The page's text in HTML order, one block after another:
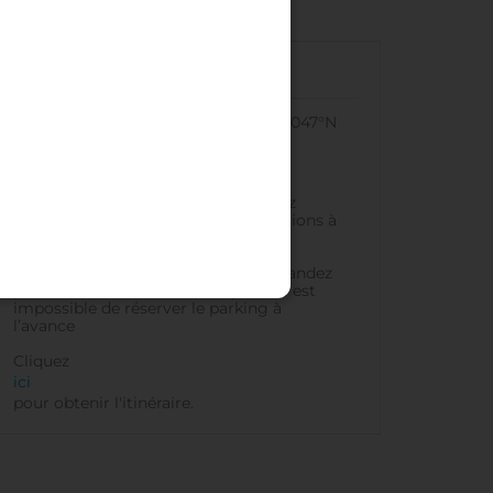
53.22047°N
nombre de places est limité. Appelez
l'hôtel ou demandez plus d'informations à
À proximité. Appelez l'hôtel ou demandez
plus d'informations à la réception. Il est
impossible de réserver le parking à
l’avance
Cliquez
ici
pour obtenir l'itinéraire.